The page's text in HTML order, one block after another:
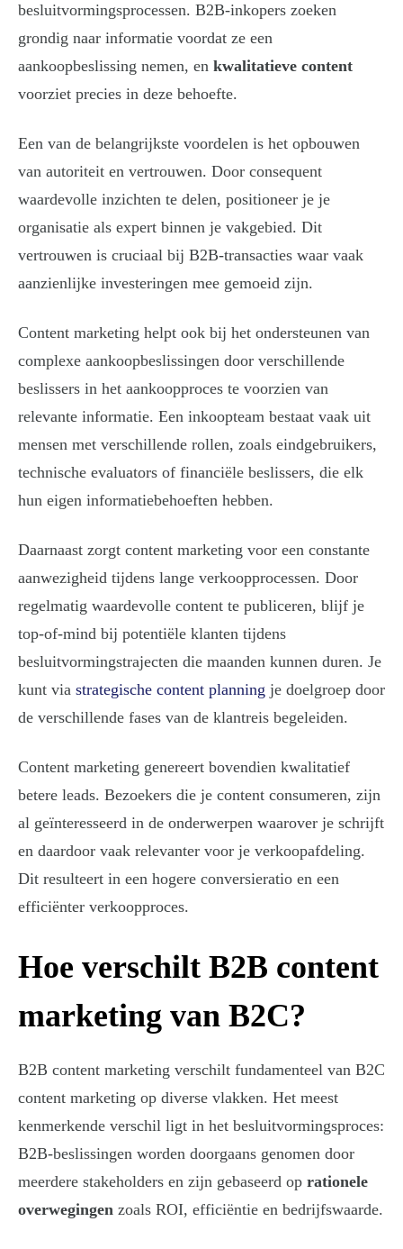
besluitvormingsprocessen. B2B-inkopers zoeken
grondig naar informatie voordat ze een
aankoopbeslissing nemen, en kwalitatieve content
voorziet precies in deze behoefte.
Een van de belangrijkste voordelen is het opbouwen
van autoriteit en vertrouwen. Door consequent
waardevolle inzichten te delen, positioneer je je
organisatie als expert binnen je vakgebied. Dit
vertrouwen is cruciaal bij B2B-transacties waar vaak
aanzienlijke investeringen mee gemoeid zijn.
Content marketing helpt ook bij het ondersteunen van
complexe aankoopbeslissingen door verschillende
beslissers in het aankoopproces te voorzien van
relevante informatie. Een inkoopteam bestaat vaak uit
mensen met verschillende rollen, zoals eindgebruikers,
technische evaluators of financiële beslissers, die elk
hun eigen informatiebehoeften hebben.
Daarnaast zorgt content marketing voor een constante
aanwezigheid tijdens lange verkoopprocessen. Door
regelmatig waardevolle content te publiceren, blijf je
top-of-mind bij potentiële klanten tijdens
besluitvormingstrajecten die maanden kunnen duren. Je
kunt via strategische content planning je doelgroep door
de verschillende fases van de klantreis begeleiden.
Content marketing genereert bovendien kwalitatief
betere leads. Bezoekers die je content consumeren, zijn
al geïnteresseerd in de onderwerpen waarover je schrijft
en daardoor vaak relevanter voor je verkoopafdeling.
Dit resulteert in een hogere conversieratio en een
efficiënter verkoopproces.
Hoe verschilt B2B content
marketing van B2C?
B2B content marketing verschilt fundamenteel van B2C
content marketing op diverse vlakken. Het meest
kenmerkende verschil ligt in het besluitvormingsproces:
B2B-beslissingen worden doorgaans genomen door
meerdere stakeholders en zijn gebaseerd op rationele
overwegingen zoals ROI, efficiëntie en bedrijfswaarde.